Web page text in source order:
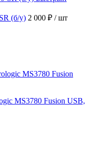
(б/у) 2 000 ₽ / шт
MS3780 Fusion USB,